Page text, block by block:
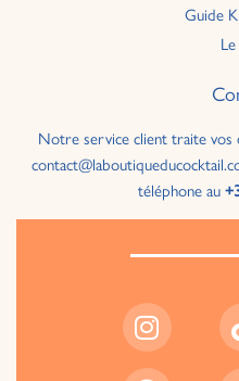
Guide
Notre service client traite vos
téléphone au